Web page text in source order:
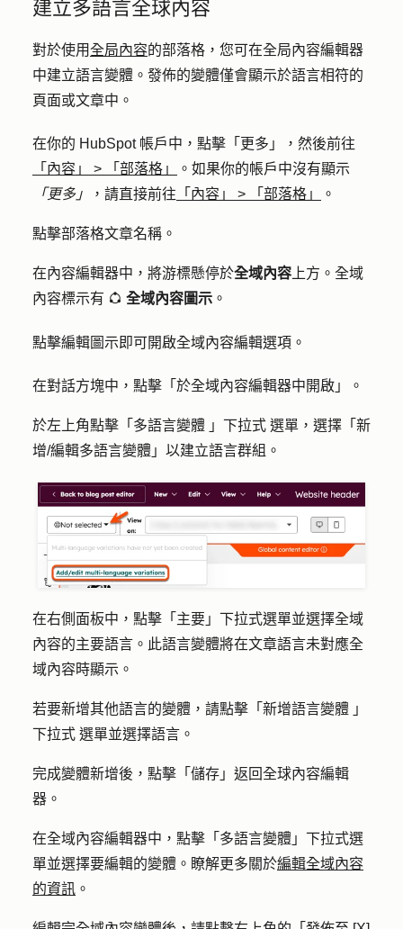
建立多語言全球內容
對於使用全局內容的部落格，您可在全局內容編輯器
中建立語言變體。發佈的變體僅會顯示於語言相符的
頁面或文章中。
在你的 HubSpot 帳戶中，點擊 「更多」
，然後前往
「內容」
> 「部落格」
。如果你的帳戶中沒有顯示
「更多」
，請直接前往 「內容」 > 「部落格」 。
點擊部落格文章名稱 。
在內容編輯器中，將游標懸停於全域內容 上方。全域
內容標示有 globalGroup 全域內容圖示 。
點擊編輯圖示 即可開啟全域內容編輯選項。
在對話方塊中，點擊「 於全域內容編輯器中開啟 」。
於左上角點擊「 多語言變體 」 下拉式 選單，選擇「 新
增/編輯多語言變體 」以建立語言群組。
在右側面板中，點擊「 主要 」下拉式選單並選擇全域
內容的主要語言 。此語言變體將在文章語言未對應全
域內容時顯示。
若要新增其他語言的變體，請點擊「 新增語言變體 」
下拉式 選單並選擇語言 。
完成變體新增後，點擊 「儲存 」返回全球內容編輯
器。
在全域內容編輯器中，點擊「 多語言變體 」 下拉式選
單並選擇要編輯的變體 。瞭解更多關於編輯全域內容
的資訊 。